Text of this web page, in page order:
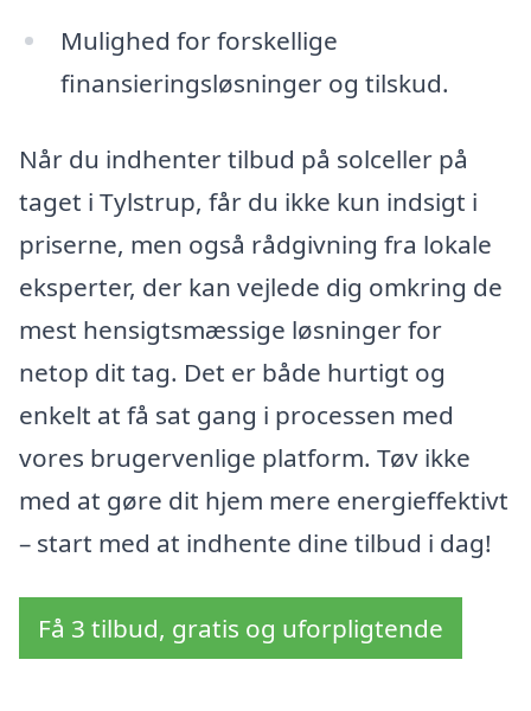
Mulighed for forskellige
finansieringsløsninger og tilskud.
Når du indhenter tilbud på solceller på
taget i Tylstrup, får du ikke kun indsigt i
priserne, men også rådgivning fra lokale
eksperter, der kan vejlede dig omkring de
mest hensigtsmæssige løsninger for
netop dit tag. Det er både hurtigt og
enkelt at få sat gang i processen med
vores brugervenlige platform. Tøv ikke
med at gøre dit hjem mere energieffektivt
– start med at indhente dine tilbud i dag!
Få 3 tilbud, gratis og uforpligtende